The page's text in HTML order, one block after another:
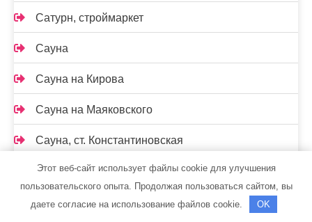
Сатурн, строймаркет
Сауна
Сауна на Кирова
Сауна на Маяковского
Сауна, ст. Константиновская
Сафари, гостиница
Семь+Я
Этот веб-сайт использует файлы cookie для улучшения
пользовательского опыта. Продолжая пользоваться сайтом, вы
даете согласие на использование файлов cookie.
OK